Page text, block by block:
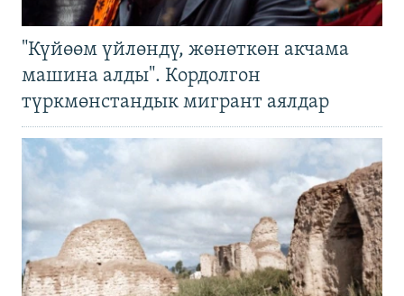
"Күйөөм үйлөндү, жөнөткөн акчама
машина алды". Кордолгон
түркмөнстандык мигрант аялдар